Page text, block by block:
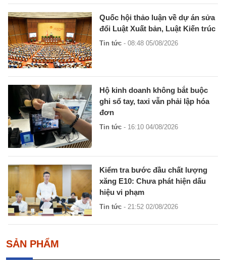
Quốc hội thảo luận về dự án sửa
đổi Luật Xuất bản, Luật Kiến trúc
Tin tức - 08:48 05/08/2026
Hộ kinh doanh không bắt buộc
ghi sổ tay, taxi vẫn phải lập hóa
đơn
Tin tức - 16:10 04/08/2026
Kiểm tra bước đầu chất lượng
xăng E10: Chưa phát hiện dấu
hiệu vi phạm
Tin tức - 21:52 02/08/2026
SẢN PHẨM